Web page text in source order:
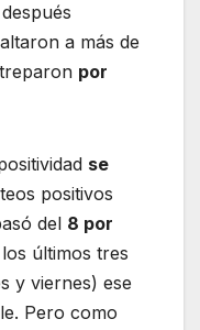
a más de
por
se
positivos
del 8 por
últimos tres
y viernes) ese
Pero como